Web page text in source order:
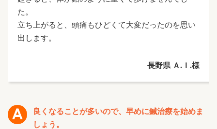
た。
立ち上がると、頭痛もひどくて大変だったのを思い
出します。
長野県 Ａ.Ｉ.様
良くなることが多いので、早めに鍼治療を始めま
しょう。